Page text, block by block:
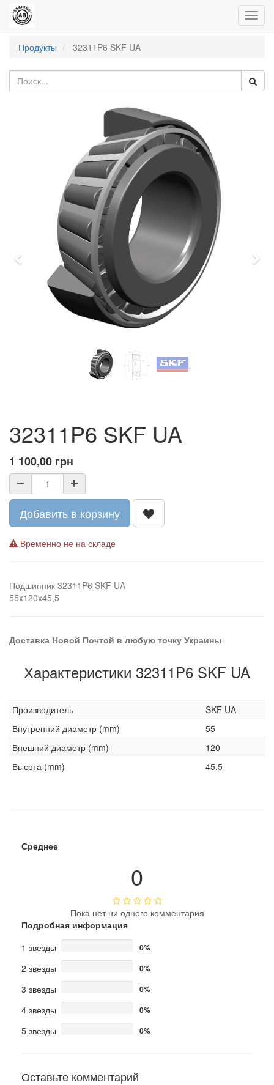
Продукты
32311P6 SKF UA
Previous
32311P6 SKF UA
1 100,00 грн
Добавить в корзину
Временно не на складе
Подшипник 32311P6 SKF UA
55x120x45,5
Доставка Новой Почтой в любую точку Украины
Характеристики 32311P6 SKF UA
Производитель
SKF UA
Внутренний диаметр (mm)
55
Внешний диаметр (mm)
120
Высота (mm)
45,5
Среднее
0
Пока нет ни одного комментария
Подробная информация
1 звезды
0%
2 звезды 0%
3 звезды 0%
4 звезды 0%
5 звезды 0%
Оставьте комментарий